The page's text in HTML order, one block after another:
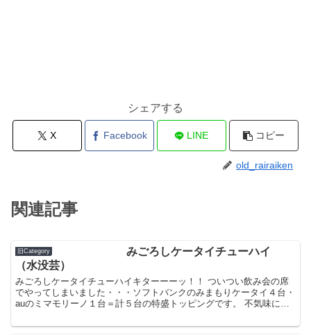
シェアする
X Facebook LINE コピー
old_rairaiken
関連記事
旧Category
みごろしケータイチューハイ
（水没芸）
みごろしケータイチューハイキターーーッ！！ ついつい飲み会の席
でやってしまいました・・・ソフトバンクのみまもりケータイ４台・
auのミマモリーノ１台＝計５台の特盛トッピングです。 不気味に光